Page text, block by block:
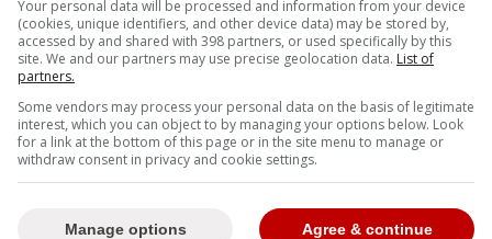
l'alignement des Canadiens de
Your personal data will be processed and information from your device
(cookies, unique identifiers, and other device data) may be stored by,
accessed by and shared with 398 partners, or used specifically by this
site. We and our partners may use precise geolocation data. List of
partners.
Some vendors may process your personal data on the basis of legitimate
interest, which you can object to by managing your options below. Look
for a link at the bottom of this page or in the site menu to manage or
withdraw consent in privacy and cookie settings.
Agree & continue
Manage options